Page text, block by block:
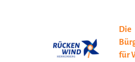
Die
für